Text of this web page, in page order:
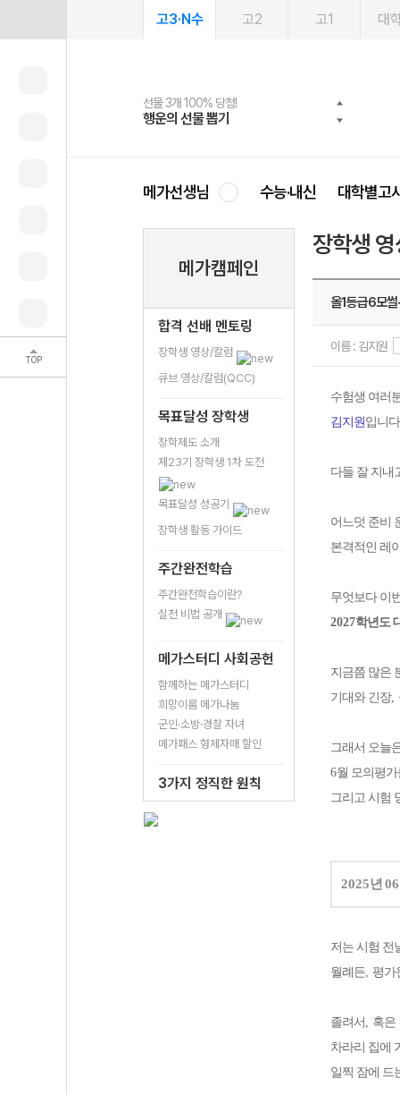
TOP
고3·N수 고2 고1 대
선물 3개 100% 당첨!
행운의 선물 뽑기
선물 100% 증정!
메가스터디 X 올리브
여름방학 스터디 캐시백
메가런 썸머스쿨
2027 러셀 단과
강사 공개선발
스마트러닝앱
설문 EVENT
메가패스
3일 무료 체험권
메가패스 수강생 무료혜택!
메가클럽 멤버십
사회공헌 캠페인
희망이룸 메가나눔
메가선생님 수능·내신 대학별고
메가캠페인
합격 선배 멘토링
장학생 영상/칼럼
큐브 영상/칼럼(QCC)
목표달성 장학생
장학제도 소개
제23기 장학생 1차 도전
목표달성 성공기
장학생 활동 가이드
주간완전학습
주간완전학습이란?
실천 비법 공개
메가스터디 사회공헌
함께하는 메가스터디
희망이룸 메가나눔
군인·소방·경찰 자녀
메가패스 형제자매 할인
3가지 정직한 원칙
장학생
올1등급6모
이름 : 김지원
수험생 여러
김지원입니다
다들 잘 지내
어느덧 준비
본격적인 레
무엇보다 이
2027학년도
지금쯤 많은
기대와 긴장,
그래서 오늘
6월 모의평
그리고 시험
2025년 06
저는 시험 전
월례든, 평가
졸려서 , 혹은
차라리 집에
일찍 잠에 드